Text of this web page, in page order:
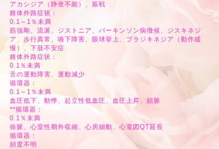
アカシジア（静坐不能）、振戦
錐体外路症状：
0.1～1％未満
筋強剛、流涎、ジストニア、パーキンソン病徴候、ジスキネジ
ア、歩行異常、嚥下障害、眼球挙上、ブラジキネジア（動作緩
慢）、下肢不安症
錐体外路症状：
0.1％未満
舌の運動障害、運動減少
循環器：
0.1～1％未満
血圧低下、動悸、起立性低血圧、血圧上昇、頻脈
**循環器：
0.1％未満
徐脈、心室性期外収縮、心房細動、心電図QT延長
循環器：
頻度不明